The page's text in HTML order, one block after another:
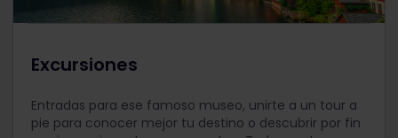
Excursiones
Entradas para ese famoso museo, unirte a un tour a
pie para conocer mejor tu destino o descubrir por fin